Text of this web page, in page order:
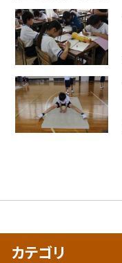
カテゴリ